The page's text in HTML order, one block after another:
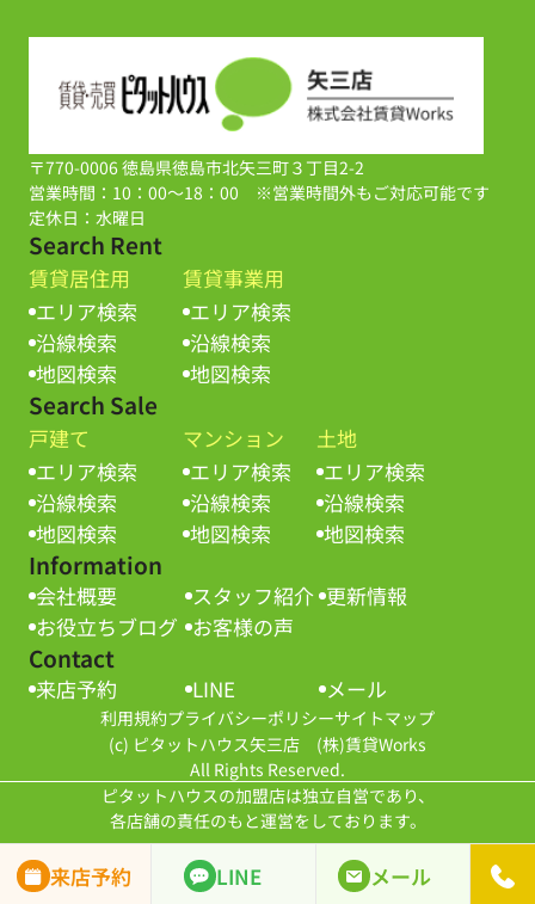
〒770-0006 徳島県徳島市北矢三町３丁目2-2
営業時間：10：00～18：00 ※営業時間外もご対応可能です
定休日：水曜日
Search Rent
賃貸居住用
エリア検索
沿線検索
地図検索
賃貸事業用
エリア検索
沿線検索
地図検索
Search Sale
戸建て
エリア検索
沿線検索
地図検索
マンション
エリア検索
沿線検索
地図検索
土地
エリア検索
沿線検索
地図検索
Information
会社概要 スタッフ紹介 更新情報
お役立ちブログ お客様の声
Contact
来店予約 LINE メール
利用規約プライバシーポリシーサイトマップ
(c) ピタットハウス矢三店 (株)賃貸Works
All Rights Reserved.
ピタットハウスの加盟店は独立自営であり、
各店舗の責任のもと運営をしております。
来店予約 LINE メール